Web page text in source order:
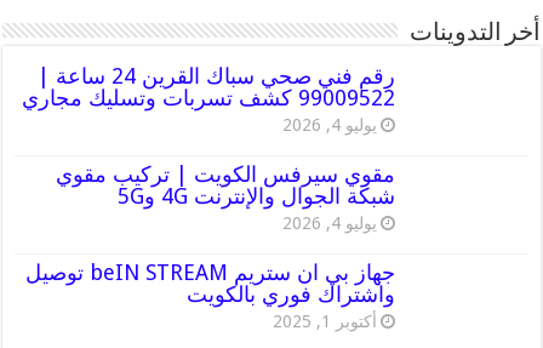
أخر التدوينات
رقم فني صحي سباك القرين 24 ساعة |
99009522 كشف تسربات وتسليك مجاري
يوليو 4, 2026
مقوي سيرفس الكويت | تركيب مقوي
شبكة الجوال والإنترنت 4G و5G
يوليو 4, 2026
جهاز بي ان ستريم beIN STREAM توصيل
واشتراك فوري بالكويت
أكتوبر 1, 2025